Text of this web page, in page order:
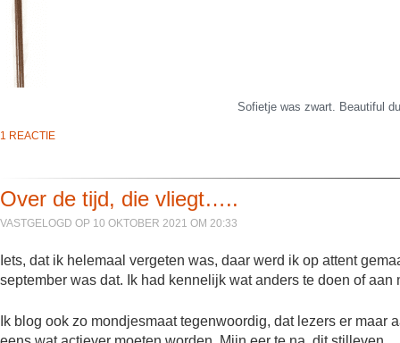
Sofietje was zwart. Beautiful
1 REACTIE
Over de tijd, die vliegt…..
VASTGELOGD OP 10 OKTOBER 2021 OM 20:33
Iets, dat ik helemaal vergeten was, daar werd ik op attent
september was dat. Ik had kennelijk wat anders te doen of
Ik blog ook zo mondjesmaat tegenwoordig, dat lezers er